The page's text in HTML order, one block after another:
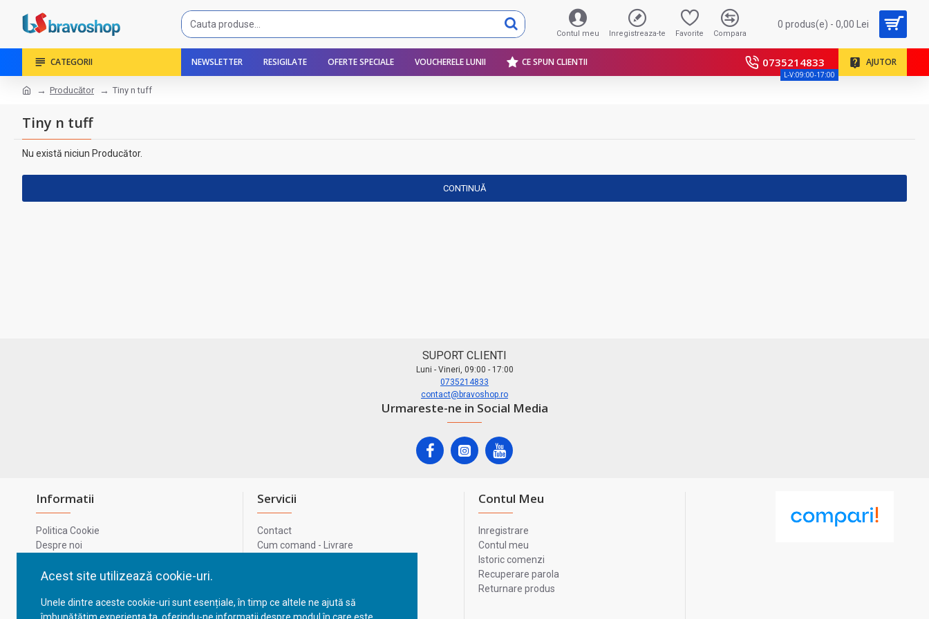
Acest site utilizează cookie-uri.
Unele dintre aceste cookie-uri sunt esențiale, în timp ce altele ne ajută să
Contul meu Inregistreaza-te Favorite Compara
0 produs(e) - 0,00 Lei
CATEGORII NEWSLETTER RESIGILATE OFERTE SPECIALE VOUCHERELE LUNII CE SPUN CLIENTII 0735214833
L-V:09:00-17:00
AJUTOR
Producător Tiny n tuff
Tiny n tuff
Nu există niciun Producător.
CONTINUĂ
SUPORT CLIENTI
Luni - Vineri, 09:00 - 17:00
0735214833
contact@bravoshop.ro
Urmareste-ne in Social Media
Informatii
Politica Cookie
Despre noi
Confidentialitate
GDPR - Datele tale
Servicii
Contact
Cum comand - Livrare
ANPC
Contul Meu
Inregistrare
Contul meu
Istoric comenzi
Recuperare parola
Returnare produs